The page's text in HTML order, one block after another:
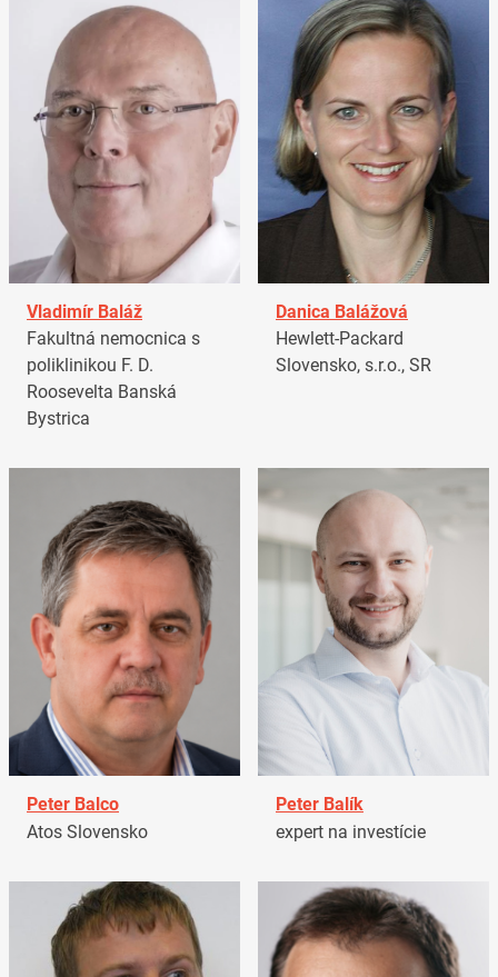
Vladimír Baláž
Fakultná nemocnica s
poliklinikou F. D.
Roosevelta Banská
Bystrica
Danica Balážová
Hewlett-Packard
Slovensko, s.r.o., SR
Peter Balco
Atos Slovensko
Peter Balík
expert na investície